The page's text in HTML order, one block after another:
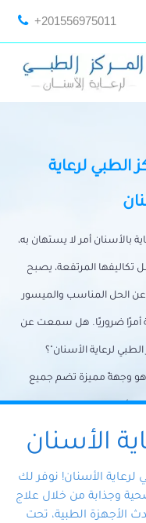
+201556975011
الطبي لرعاية
بالأسنان أمر لا يستهان به،
تكاليفها المرتفعة، يصبح
الحل المناسب والميسور
أمرًا ضروريًا. هل سمعت عن
الطبي لرعاية الأسنان"؟
هو وجهةً مميزة تضم جميع
الأسنان تحت سقف واحد،
لك حلاً شاملًا لجميع
ذوي الخبرة، ستجد نفسك
تلبي احتياجاتك بكل
الأسنان
الأسنان! نوفر لك
وجذابة من خلال علاج
الأجهزة الطبية، تحت